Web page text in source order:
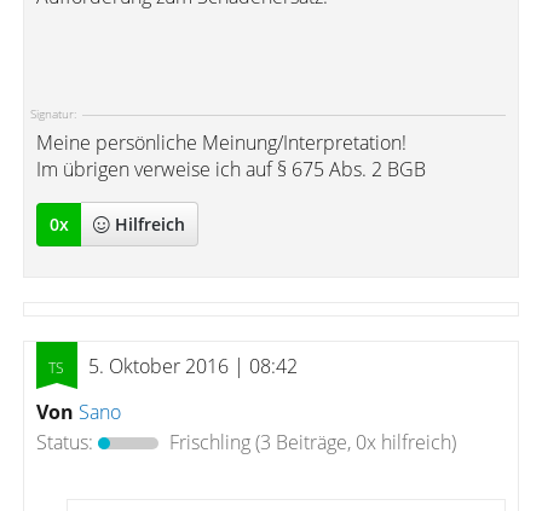
Signatur:
Meine persönliche Meinung/Interpretation!
Im übrigen verweise ich auf § 675 Abs. 2 BGB
0x Hilfreich
5. Oktober 2016 | 08:42
Von Sano
Status:
Frischling(3 Beiträge, 0x hilfreich)